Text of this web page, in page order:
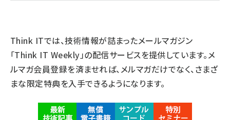
Think ITでは、技術情報が詰まったメールマガジン
「Think IT Weekly」の配信サービスを提供しています。メ
ルマガ会員登録を済ませれば、メルマガだけでなく、さまざ
まな限定特典を入手できるようになります。